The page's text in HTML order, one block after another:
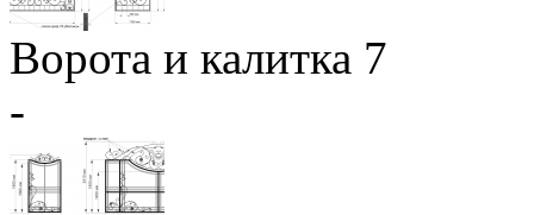
Ворота и калитка 7
-